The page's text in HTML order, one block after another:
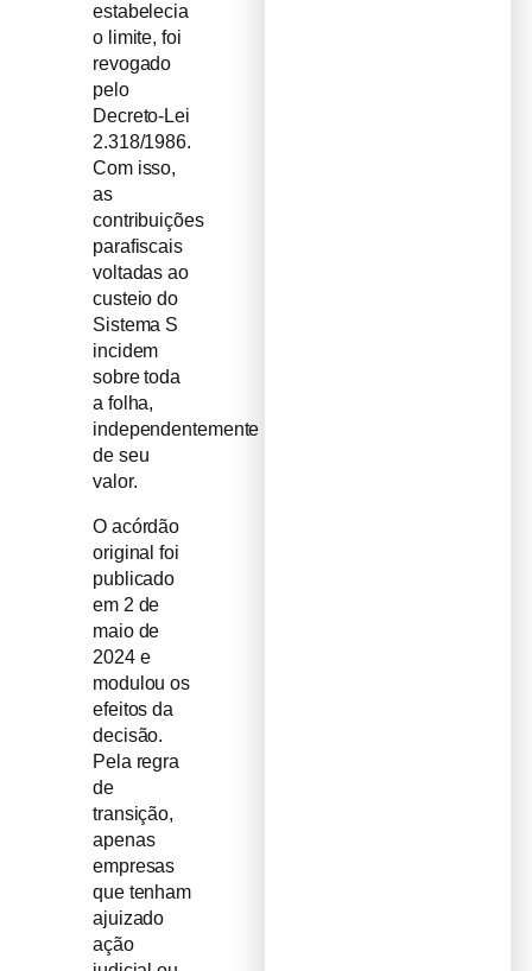
estabelecia
o limite, foi
revogado
pelo
Decreto-Lei
2.318/1986.
Com isso,
as
contribuições
parafiscais
voltadas ao
custeio do
Sistema S
incidem
sobre toda
a folha,
independentemente
de seu
valor.
O acórdão
original foi
publicado
em 2 de
maio de
2024 e
modulou os
efeitos da
decisão.
Pela regra
de
transição,
apenas
empresas
que tenham
ajuizado
ação